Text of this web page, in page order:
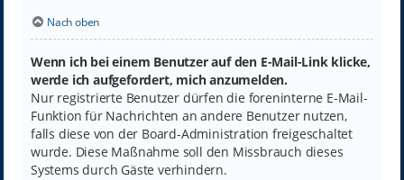
Nach oben
Wenn ich bei einem Benutzer auf den E-Mail-Link klicke,
werde ich aufgefordert, mich anzumelden.
Nur registrierte Benutzer dürfen die foreninterne E-Mail-
Funktion für Nachrichten an andere Benutzer nutzen,
falls diese von der Board-Administration freigeschaltet
wurde. Diese Maßnahme soll den Missbrauch dieses
Systems durch Gäste verhindern.